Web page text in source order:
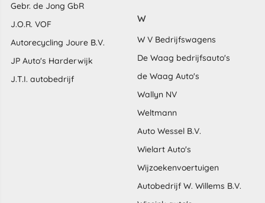
Gebr. de Jong GbR
J.O.R. VOF
Autorecycling Joure B.V.
JP Auto's Harderwijk
J.T.I. autobedrijf
W
W V Bedrijfswagens
De Waag bedrijfsauto's
de Waag Auto's
Wallyn NV
Weltmann
Auto Wessel B.V.
Wielart Auto's
Wijzoekenvoertuigen
Autobedrijf W. Willems B.V.